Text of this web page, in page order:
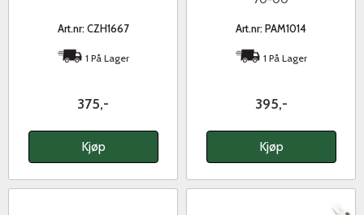
Art.nr: CZH1667
1 På Lager
375,-
Kjøp
Art.nr: PAM1014
1 På Lager
395,-
Kjøp